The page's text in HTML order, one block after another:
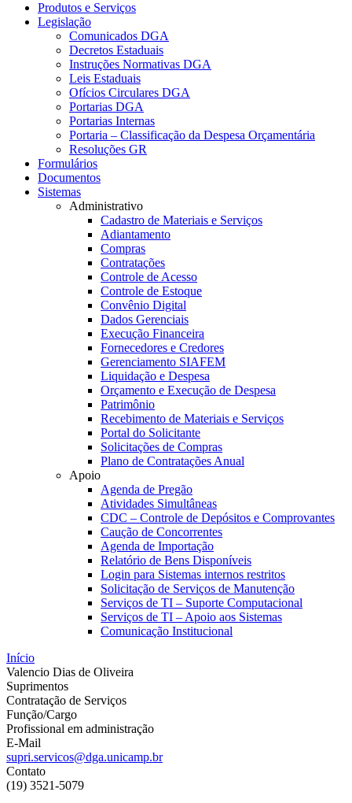
Produtos e Serviços
Legislação
Comunicados DGA
Decretos Estaduais
Instruções Normativas DGA
Leis Estaduais
Ofícios Circulares DGA
Portarias DGA
Portarias Internas
Portaria – Classificação da Despesa Orçamentária
Resoluções GR
Formulários
Documentos
Sistemas
Administrativo
Cadastro de Materiais e Serviços
Adiantamento
Compras
Contratações
Controle de Acesso
Controle de Estoque
Convênio Digital
Dados Gerenciais
Execução Financeira
Fornecedores e Credores
Gerenciamento SIAFEM
Liquidação e Despesa
Orçamento e Execução de Despesa
Patrimônio
Recebimento de Materiais e Serviços
Portal do Solicitante
Solicitações de Compras
Plano de Contratações Anual
Apoio
Agenda de Pregão
Atividades Simultâneas
CDC – Controle de Depósitos e Comprovantes
Caução de Concorrentes
Agenda de Importação
Relatório de Bens Disponíveis
Login para Sistemas internos restritos
Solicitação de Serviços de Manutenção
Serviços de TI – Suporte Computacional
Serviços de TI – Apoio aos Sistemas
Comunicação Institucional
Início
Valencio Dias de Oliveira
Suprimentos
Contratação de Serviços
Função/Cargo
Profissional em administração
E-Mail
supri.servicos@dga.unicamp.br
Contato
(19) 3521-5079